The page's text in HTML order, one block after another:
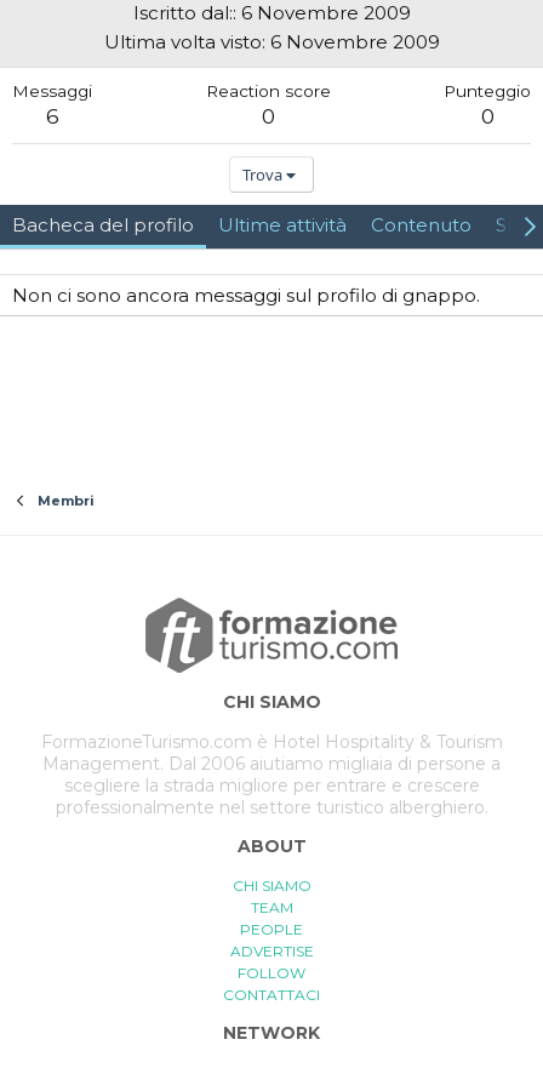
Iscritto dal: 6 Novembre 2009
Ultima volta visto 6 Novembre 2009
Messaggi
6
Reaction score
0
Punteggio
0
Trova
Bacheca del profilo Ultime attività Contenuto Su
Non ci sono ancora messaggi sul profilo di gnappo.
Membri
CHI SIAMO
FormazioneTurismo.com è Hotel Hospitality & Tourism
Management. Dal 2006 aiutiamo migliaia di persone a
scegliere la strada migliore per entrare e crescere
professionalmente nel settore turistico alberghiero.
ABOUT
CHI SIAMO
TEAM
PEOPLE
ADVERTISE
FOLLOW
CONTATTACI
NETWORK